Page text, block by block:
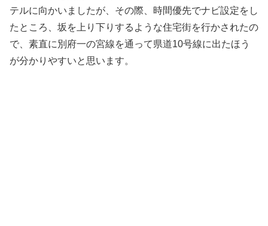
テルに向かいましたが、その際、時間優先でナビ設定をし
たところ、坂を上り下りするような住宅街を行かされたの
で、素直に別府一の宮線を通って県道10号線に出たほう
が分かりやすいと思います。